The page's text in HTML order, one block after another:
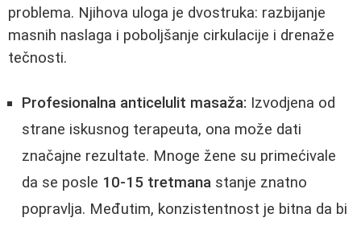
problema. Njihova uloga je dvostruka: razbijanje
masnih naslaga i poboljšanje cirkulacije i drenaže
tečnosti.
Profesionalna anticelulit masaža: Izvodjena od
strane iskusnog terapeuta, ona može dati
značajne rezultate. Mnoge žene su primećivale
da se posle 10-15 tretmana stanje znatno
popravlja. Međutim, konzistentnost je bitna da bi